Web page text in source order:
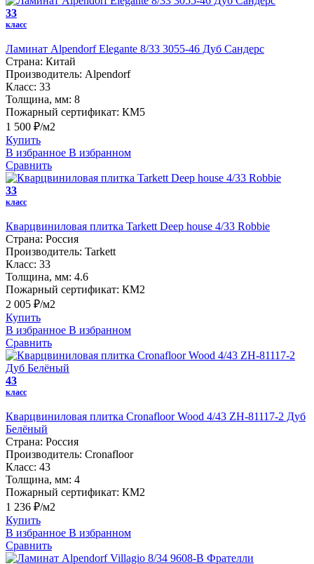
33
класс
Ламинат Alpendorf Elegante 8/33 3055-46 Дуб Сандерс
Страна: Китай
Производитель: Alpendorf
Класс: 33
Толщина, мм: 8
Пожарный сертификат: КМ5
1 500 ₽/м2
Купить
В избранное В избранном
Сравнить
33
класс
Кварцвиниловая плитка Tarkett Deep house 4/33 Robbie
Страна: Россия
Производитель: Tarkett
Класс: 33
Толщина, мм: 4.6
Пожарный сертификат: КМ2
2 005 ₽/м2
Купить
В избранное В избранном
Сравнить
43
класс
Кварцвиниловая плитка Cronafloor Wood 4/43 ZH-81117-2 Дуб
Белёный
Страна: Россия
Производитель: Cronafloor
Класс: 43
Толщина, мм: 4
Пожарный сертификат: КМ2
1 236 ₽/м2
Купить
В избранное В избранном
Сравнить